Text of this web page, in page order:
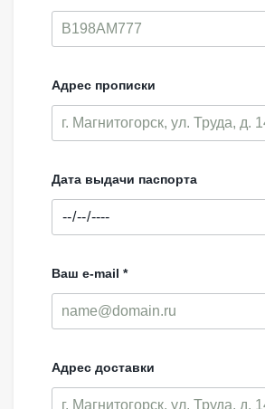
Адрес прописки
Дата выдачи паспорта
Ваш e-mail *
Адрес доставки